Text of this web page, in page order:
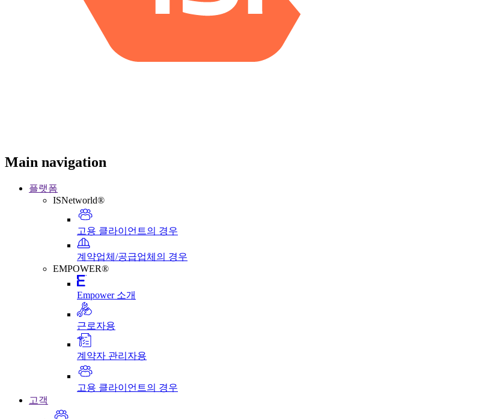
Main navigation
플랫폼
ISNetworld®
고용 클라이언트의 경우
계약업체/공급업체의 경우
EMPOWER®
Empower 소개
근로자용
계약자 관리자용
고용 클라이언트의 경우
고객